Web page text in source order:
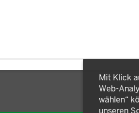
Mit Klick
Web-
wählen“
unseren